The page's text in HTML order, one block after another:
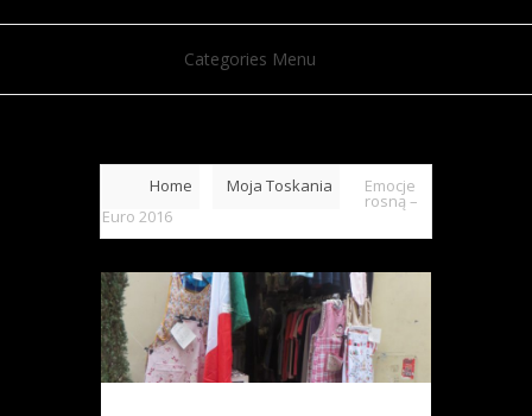
Categories Menu
Home Moja Toskania Emocje
rosną –
Euro 2016